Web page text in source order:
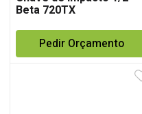
Beta 720TX
Pedir Orçamento